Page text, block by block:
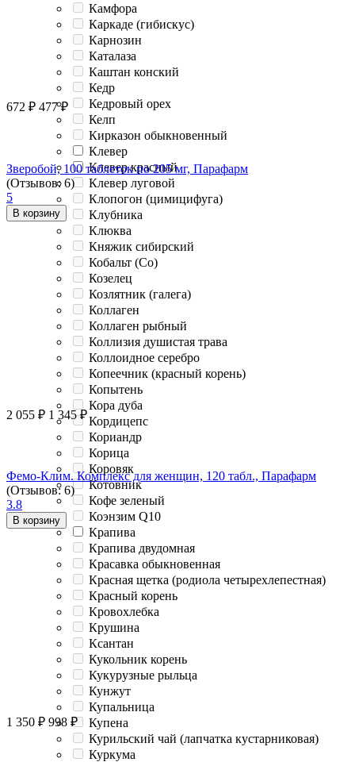
Камфора
Каркаде (гибискус)
Карнозин
Каталаза
Каштан конский
Кедр
Кедровый орех
Келп
Кирказон обыкновенный
Клевер
Клевер красный
Клевер луговой
Клопогон (цимицифуга)
Клубника
Клюква
Княжик сибирский
Кобальт (Co)
Козелец
Козлятник (галега)
Коллаген
Коллаген рыбный
Коллизия душистая трава
Коллоидное серебро
Копеечник (красный корень)
Копытень
Кора дуба
Кордицепс
Кориандр
Корица
Коровяк
Котовник
Кофе зеленый
Коэнзим Q10
Крапива
Крапива двудомная
Красавка обыкновенная
Красная щетка (родиола четырехлепестная)
Красный корень
Кровохлебка
Крушина
Ксантан
Кукольник корень
Кукурузные рыльца
Кунжут
Купальница
Купена
Курильский чай (лапчатка кустарниковая)
Куркума
672 ₽ 477 ₽
Зверобой, 100 таблеток по 205 мг, Парафарм
(Отзывов: 6)
5
В корзину
2 055 ₽ 1 345 ₽
Фемо-Клим. Комплекс для женщин, 120 табл., Парафарм
(Отзывов: 6)
3.8
В корзину
1 350 ₽ 998 ₽